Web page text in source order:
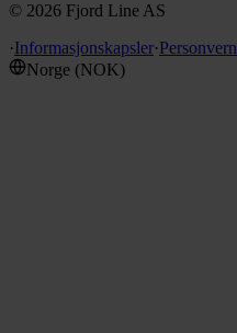
© 2026 Fjord Line AS
·Informasjonskapsler·Personvern
Norge (NOK)